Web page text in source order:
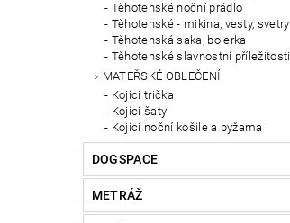
Těhotenské noční prádlo
Těhotenské - mikina, vesty, svetry
Těhotenská saka, bolerka
Těhotenské slavnostní příležitosti
MATEŘSKÉ OBLEČENÍ
Kojící trička
Kojící šaty
Kojící noční košile a pyžama
DOGSPACE
METRÁŽ